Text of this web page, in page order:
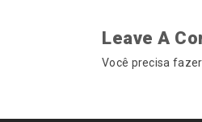
Leave A
Você precisa